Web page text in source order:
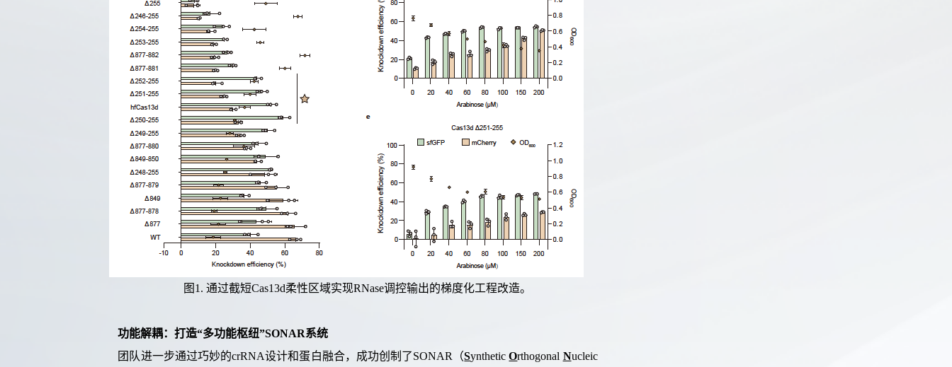
图 1.通过截短Cas13d柔性区域实现RNase调控输出的梯度化工程改造。
功能解耦：打造“多功能枢纽”SONAR系统
团队进一步通过巧妙的crRNA设计和蛋白融合，成功创制了SONAR （SyntheticOrthogonal Nucleic